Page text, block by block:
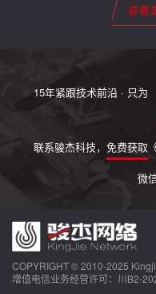
查看
15年紧跟技术前沿 · 只为
联系骏杰科技， 免费获取
微
COPYRIGHT © 2010-2025
增值电信业务经营许可：川B2-